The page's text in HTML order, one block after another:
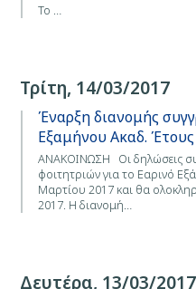
Το …
Τρίτη, 14/03/2017
Έναρξη διανομής
Εξαμήνου Ακαδ.
ΑΝΑΚΟΙΝΩΣΗ Οι δηλώσεις
φοιτητριών για το Εαρινό
Μαρτίου 2017 και θα
2017. Η διανομή…
Δευτέρα, 13/03/2017